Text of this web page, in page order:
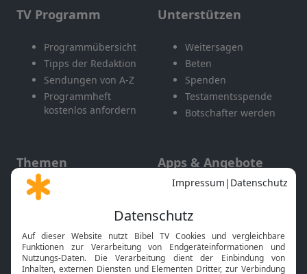
TV Programm
Programmübersicht
Tipps der Redaktion
Sendungen von A-Z
Programmheft
kostenlos anfordern
Unterstützen
Weitersagen
Beten
Spenden
Testamentsspende
Botschafter werden
Themen
Gott und Bibel erklärt
Neuigkeiten
Apps & Angebote
Mobile App
Smart TV
HbbTV